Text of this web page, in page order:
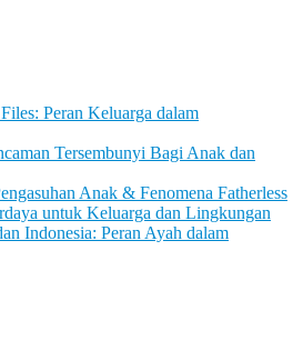
Peran Keluarga dalam
Tersembunyi Bagi Anak dan
Anak & Fenomena Fatherless
untuk Keluarga dan Lingkungan
Indonesia: Peran Ayah dalam